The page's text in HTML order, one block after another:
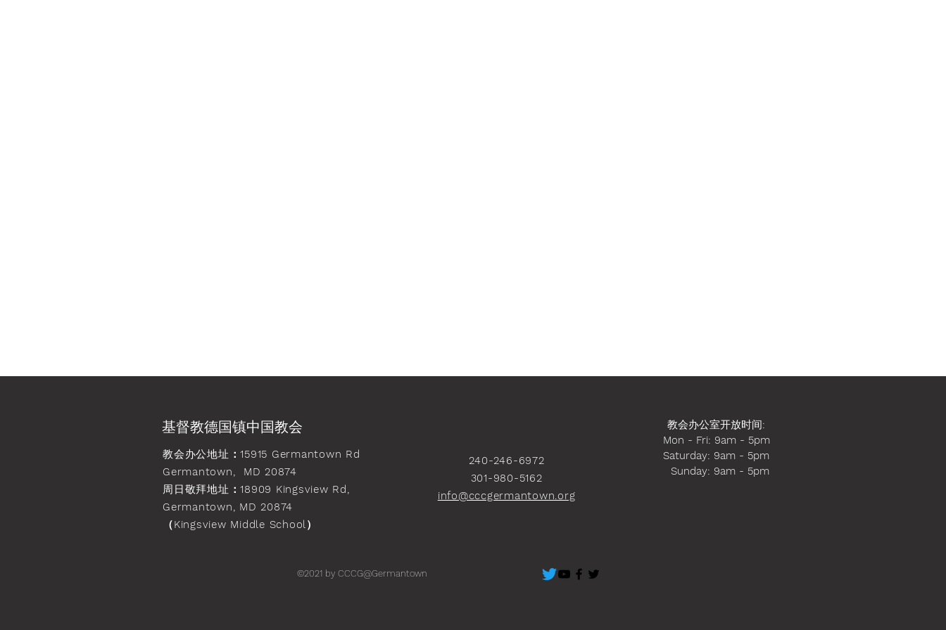
基督教德国镇中国教会
240-246-6972
301-980-5162
info@cccgermantown.org
©2021 by CCCG@Germantown
教会办公地址 ：15915 Germantown Rd
Germantown, MD 20874
周日敬拜地址 ：18909 Kingsview Rd,
Germantown, MD 20874
（Kingsview Middle School）
教会办公室开放时间:
Mon - Fri: 9am - 5pm
​​Saturday: 9am - 5pm
​ Sunday: 9am - 5pm